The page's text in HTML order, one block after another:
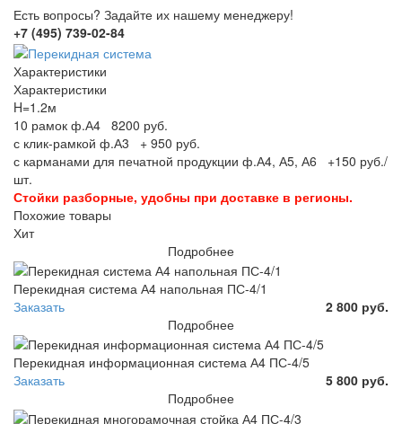
Есть вопросы? Задайте их нашему менеджеру!
+7 (495) 739-02-84
Характеристики
Характеристики
H=1.2м
10 рамок ф.А4 8200 руб.
с клик-рамкой ф.А3 + 950 руб.
с карманами для печатной продукции ф.А4, А5, А6 +150 руб./
шт.
Стойки разборные, удобны при доставке в регионы.
Похожие товары
Хит
Подробнее
Перекидная система А4 напольная ПС-4/1
Заказать
2 800 руб.
Подробнее
Перекидная информационная система А4 ПС-4/5
Заказать
5 800 руб.
Подробнее